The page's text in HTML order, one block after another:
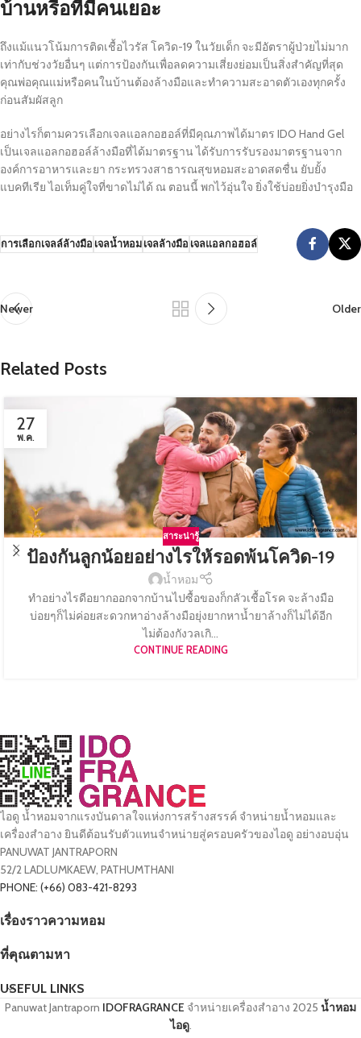
บ้านหรือที่มีคนเยอะ
ถึงแม้แนวโน้มการติดเชื้อไวรัส โควิด-19 ในวัยเด็ก จะมีอัตราผู้ป่วยไม่มาก
เท่ากับช่วงวัยอื่นๆ แต่การป้องกันเพื่อลดความเสี่ยงย่อมเป็นสิ่งสำคัญที่สุด
คุณพ่อคุณแม่หรือคนในบ้านต้องล้างมือและทำความสะอาดตัวเองทุกครั้ง
ก่อนสัมผัสลูก
อย่างไรก็ตามควรเลือกเจลแอลกอฮอล์ที่มีคุณภาพได้มาตร IDO Hand Gel
เป็นเจลแอลกอฮอล์ล้างมือที่ได้มาตรฐาน ได้รับการรับรองมาตรฐานจาก
องค์การอาหารและยา กระทรวงสาธารณสุขหอมสะอาดสดชื่น ยับยั้ง
แบคทีเรีย ไอเท็มคู่ใจที่ขาดไม่ได้ ณ ตอนนี้ พกไว้อุ่นใจ ยิ่งใช้บ่อยยิ่งบำรุงมือ
การเลือกเจลล์ล้างมือ เจลน้ำหอมเจลล้างมือ เจลแอลกอฮอล์
Newer Older
Related Posts
27
พ.ค.
สาระน่ารู้
ป้องกันลูกน้อยอย่างไรให้รอดพ้นโควิด-19
น้ำหอม
ทำอย่างไรดีอยากออกจากบ้านไปซื้อของก็กลัวเชื้อโรค จะล้างมือ
บ่อยๆก็ไม่ค่อยสะดวกหาอ่างล้างมือยุ่งยากหาน้ำยาล้างก็ไม่ได้อีก
ไม่ต้องกังวลเกิ...
CONTINUE READING
ไอดู น้ำหอมจากแรงบันดาลใจแห่งการสร้างสรรค์ จำหน่ายน้ำหอมและ
เครื่องสำอาง ยินดีต้อนรับตัวแทนจำหน่ายสู่ครอบครัวของไอดู อย่างอบอุ่น
PANUWAT JANTRAPORN
52/2 LADLUMKAEW, PATHUMTHANI
PHONE: (+66) 083-421-8293
เรื่องราวความหอม
ที่คุณตามหา
USEFUL LINKS
Panuwat Jantraporn IDOFRAGRANCE จำหน่ายเครื่องสำอาง 2025 น้ำหอม
ไอดู.